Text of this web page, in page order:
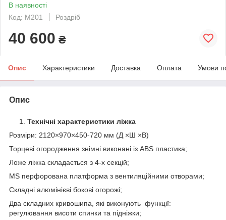
В наявності
Код: M201
Роздріб
40 600 ₴
Опис Характеристики Доставка Оплата Умови
Опис
Технічні характеристики ліжка
Розміри: 2120×970×450-720 мм (Д ×Ш ×В)
Торцеві огородження знімні виконані із ABS пластика;
Ложе ліжка складається з 4-х секцій;
MS перфорована платформа з вентиляційними отворами;
Складні алюмінієві бокові огорожі;
Два складних кривошипа, які виконують функції:
регулювання висоти спинки та підніжки;